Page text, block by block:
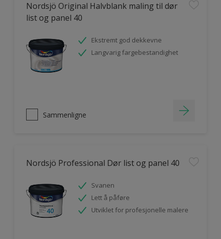
Nordsjö Original Halvblank maling til dør
list og panel 40
Ekstremt god dekkevne
Langvarig fargebestandighet
Sammenligne
Nordsjö Professional Dør list og panel 40
Svanen
Lett å påføre
Utviklet for profesjonelle malere